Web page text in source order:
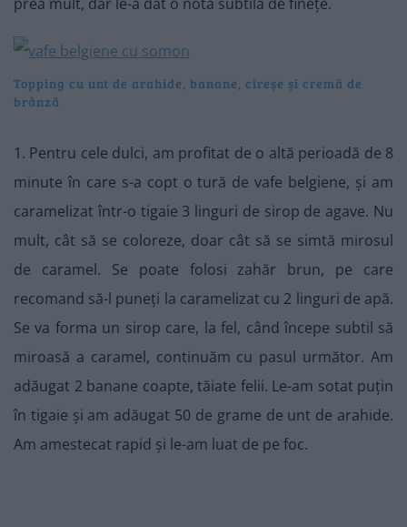
Topping cu unt de arahide, banane, cireșe și cremă de
brânză
1. Pentru cele dulci, am profitat de o altă perioadă de 8
minute în care s-a copt o tură de vafe belgiene, și am
caramelizat într-o tigaie 3 linguri de sirop de agave. Nu
mult, cât să se coloreze, doar cât să se simtă mirosul
de caramel. Se poate folosi zahăr brun, pe care
recomand să-l puneți la caramelizat cu 2 linguri de apă.
Se va forma un sirop care, la fel, când începe subtil să
miroasă a caramel, continuăm cu pasul următor. Am
adăugat 2 banane coapte, tăiate felii. Le-am sotat puțin
în tigaie și am adăugat 50 de grame de unt de arahide.
Am amestecat rapid și le-am luat de pe foc.